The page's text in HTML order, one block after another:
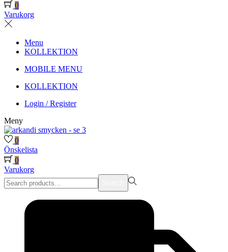
0
Varukorg
Menu
KOLLEKTION
MOBILE MENU
KOLLEKTION
Login / Register
Meny
0
Önskelista
0
Varukorg
Search
for:>